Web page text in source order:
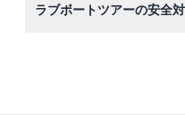
ランティスパノラミック
ラブボートツアーの安全